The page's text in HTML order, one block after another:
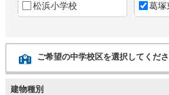
松浜小学校 葛塚
ご希望の中学校区を選択してくだ
建物種別